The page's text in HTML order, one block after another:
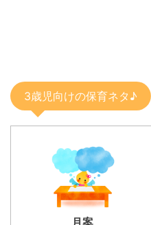
3歳児向けの保育ネタ♪
月案